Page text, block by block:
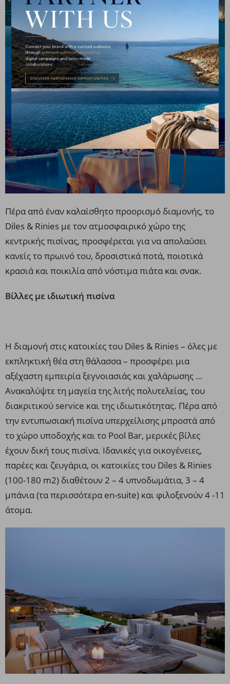
Πέρα από έναν καλαίσθητο προορισμό διαμονής, το
Diles & Rinies με τον ατμοσφαιρικό χώρο της
κεντρικής πισίνας, προσφέρεται για να απολαύσει
κανείς το πρωινό του, δροσιστικά ποτά, ποιοτικά
κρασιά και ποικιλία από νόστιμα πιάτα και σνακ.
Βίλλες με ιδιωτική πισίνα
H διαμονή στις κατοικίες του Diles & Rinies – όλες με
εκπληκτική θέα στη θάλασσα – προσφέρει μια
αξέχαστη εμπειρία ξεγνοιασιάς και χαλάρωσης …
Ανακαλύψτε τη μαγεία της λιτής πολυτελείας, του
διακριτικού service και της ιδιωτικότητας. Πέρα από
την εντυπωσιακή πισίνα υπερχείλισης μπροστά από
το χώρο υποδοχής και το Pool Bar, μερικές βίλες
έχουν δική τους πισίνα. Ιδανικές για οικογένειες,
παρέες και ζευγάρια, οι κατοικίες του Diles & Rinies
(100-180 m2) διαθέτουν 2 – 4 υπνοδωμάτια, 3 – 4
μπάνια (τα περισσότερα en-suite) και φιλοξενούν 4 -11
άτομα.